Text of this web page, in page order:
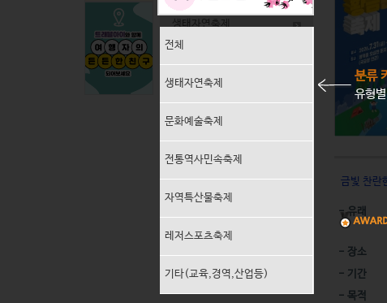
생태자연축제
문화예술축제
전통역사민속축제
지역특산물축제
레저스포츠축제
기타(교육,경연,산업등)
금빛 찬란
- 유래
- 장소
- 기간
- 목적
분류
유형
전체
생태자연축제
문화예술축제
전통역사민속축제
자역특산물축제
레저스포츠축제
기타(교육,경역,산업등)